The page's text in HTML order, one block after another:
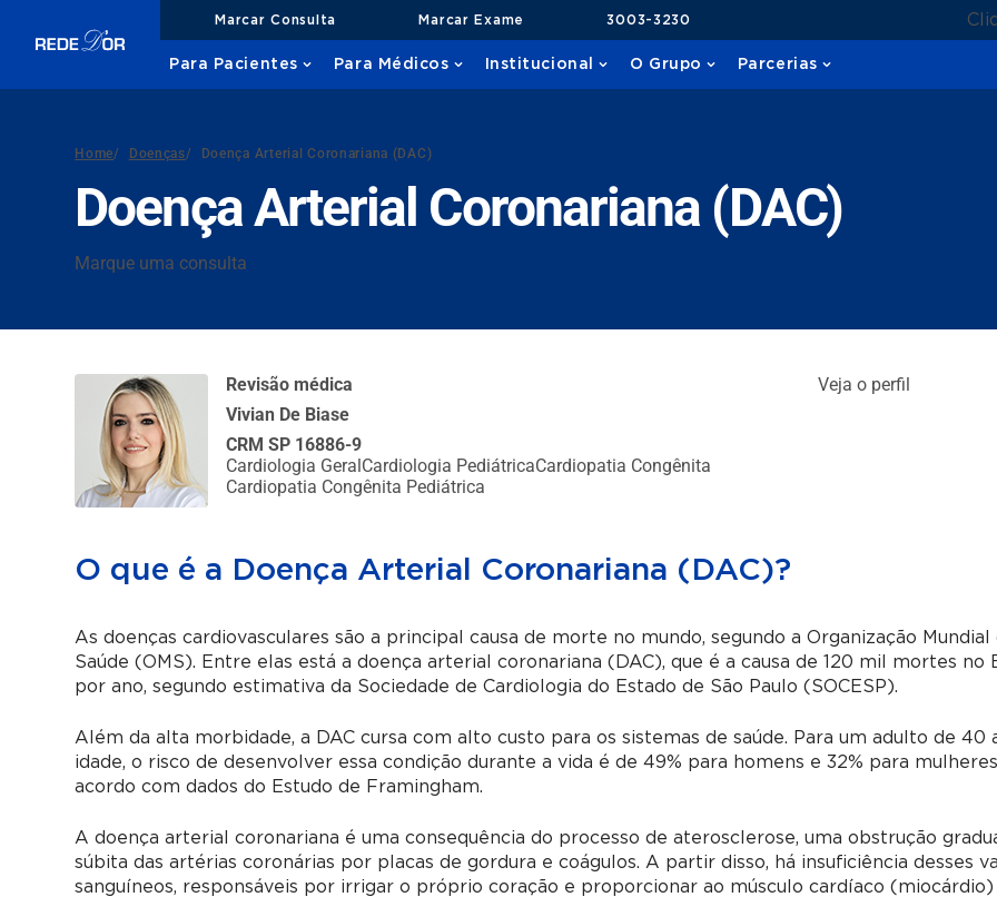
Marcar Consulta Marcar Exame 3003-3230
Para Pacientes Para Médicos Institucional O Grupo Parcerias
Home/ Doenças/ Doença Arterial Coronariana (DAC)
Doença Arterial Coronariana (DAC)
Marque uma consulta
Revisão médica
Vivian De Biase
CRM SP 16886-9
Cardiologia GeralCardiologia PediátricaCardiopatia Congênita
Cardiopatia Congênita Pediátrica
Veja o perfil
O que é a Doença Arterial Coronariana (DAC)?
As doenças cardiovasculares são a principal causa de morte no mundo, segundo a Organização Mundial
Saúde (OMS). Entre elas está a doença arterial coronariana (DAC), que é a causa de 120 mil mortes no
por ano, segundo estimativa da Sociedade de Cardiologia do Estado de São Paulo (SOCESP).
Além da alta morbidade, a DAC cursa com alto custo para os sistemas de saúde. Para um adulto de 40
idade, o risco de desenvolver essa condição durante a vida é de 49% para homens e 32% para
acordo com dados do Estudo de Framingham.
A doença arterial coronariana é uma consequência do processo de aterosclerose, uma obstrução
súbita das artérias coronárias por placas de gordura e coágulos. A partir disso, há insuficiência desses
sanguíneos, responsáveis por irrigar o próprio coração e proporcionar ao músculo cardíaco (miocárdio)